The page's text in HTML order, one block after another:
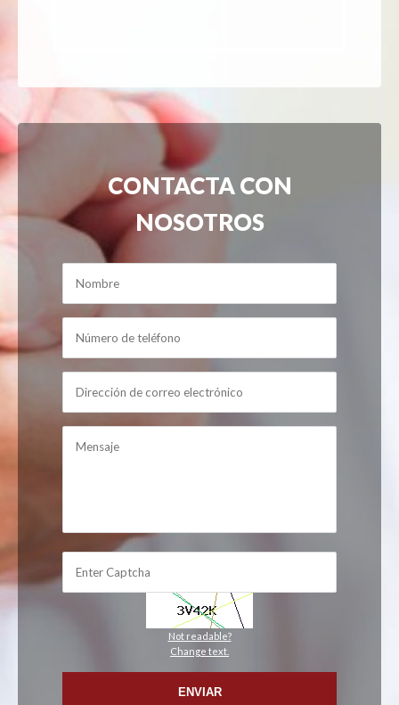
CONTACTA CON
NOSOTROS
Not readable?
Change text.
ENVIAR